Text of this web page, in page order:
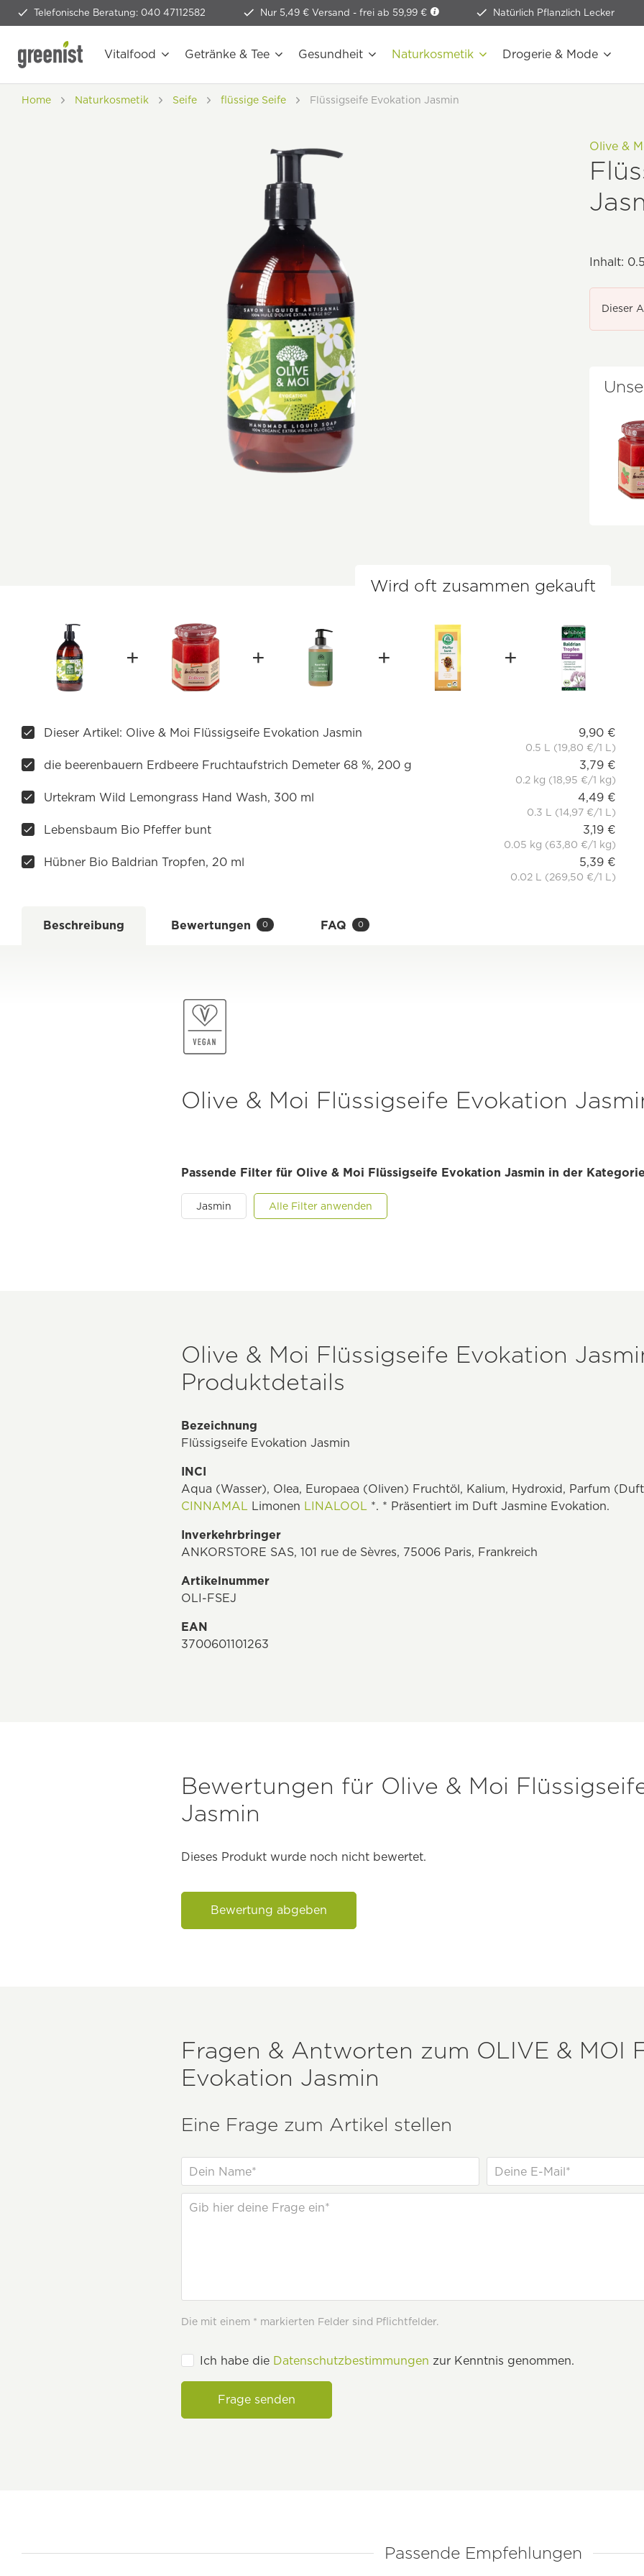
Telefonische Beratung: 040 47112582 Nur 5,49 € Versand - frei ab 59,99 € Natürlich Pflanzlich Lecker
Vitalfood Getränke & Tee Gesundheit Naturkosmetik Drogerie & Mode
Home Naturkosmetik Seife flüssige Seife Flüssigseife Evokation Jasmin
Olive &
Inhalt:
Dieser
Wird oft zusammen gekauft
Dieser Artikel: Olive & Moi Flüssigseife Evokation Jasmin 9,90 €
0.5 L (19,80 €/1 L)
die beerenbauern Erdbeere Fruchtaufstrich Demeter 68 %, 200 g 3,79 €
0.2 kg (18,95 €/1 kg)
Urtekram Wild Lemongrass Hand Wash, 300 ml 4,49 €
0.3 L (14,97 €/1 L)
Lebensbaum Bio Pfeffer bunt 3,19 €
0.05 kg (63,80 €/1 kg)
Hübner Bio Baldrian Tropfen, 20 ml 5,39 €
0.02 L (269,50 €/1 L)
Beschreibung Bewertungen 0 FAQ 0
Olive & Moi Flüssigseife Evokation
Passende Filter für Olive & Moi Flüssigseife Evokation Jasmin in der
Jasmin Alle Filter anwenden
Olive & Moi Flüssigseife Evokation
Produktdetails
Bezeichnung
Flüssigseife Evokation Jasmin
INCI
Aqua (Wasser), Olea, Europaea (Oliven) Fruchtöl, Kalium, Hydroxid, Parfum
CINNAMAL Limonen LINALOOL *. * Präsentiert im Duft Jasmine Evokation.
Inverkehrbringer
ANKORSTORE SAS, 101 rue de Sèvres, 75006 Paris, Frankreich
Artikelnummer
OLI-FSEJ
EAN
3700601101263
Bewertungen für Olive & Moi
Jasmin
Dieses Produkt wurde noch nicht bewertet.
Bewertung abgeben
Fragen & Antworten zum OLIVE & MOI
Evokation Jasmin
Eine Frage zum Artikel stellen
Die mit einem * markierten Felder sind Pflichtfelder.
Ich habe die Datenschutzbestimmungen zur Kenntnis genommen.
Frage senden
Passende Empfehlungen